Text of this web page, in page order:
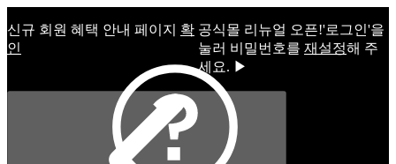
신규 회원 혜택 안내 페이지 확
인
공식몰 리뉴얼 오픈!ㅤ'로그인'을
눌러 비밀번호를 재설정해 주
세요. ▶